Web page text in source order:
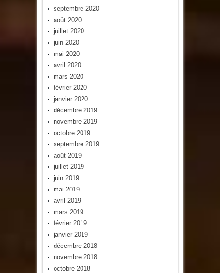
septembre 2020
août 2020
juillet 2020
juin 2020
mai 2020
avril 2020
mars 2020
février 2020
janvier 2020
décembre 2019
novembre 2019
octobre 2019
septembre 2019
août 2019
juillet 2019
juin 2019
mai 2019
avril 2019
mars 2019
février 2019
janvier 2019
décembre 2018
novembre 2018
octobre 2018